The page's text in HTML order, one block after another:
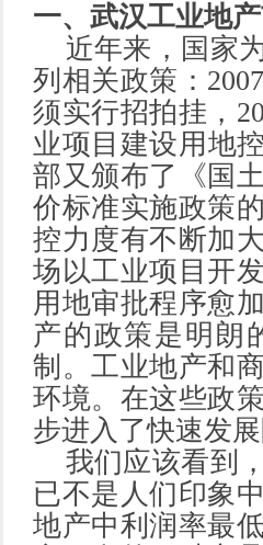
一、武汉工业地
近年来，国家
列相关政策：
须实行招拍挂，
业项目建设用地
部又颁布了《国
价标准实施政策
控力度有不断加
场以工业项目开
用地审批程序愈
产的政策是明朗
制。工业地产和
环境。在这些政
步进入了快速发展
我们应该看到
已不是人们印象
地产中利润率最